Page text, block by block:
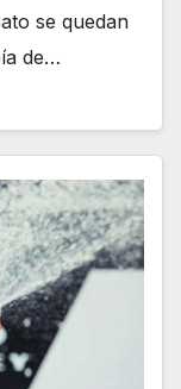
se quedan
de…